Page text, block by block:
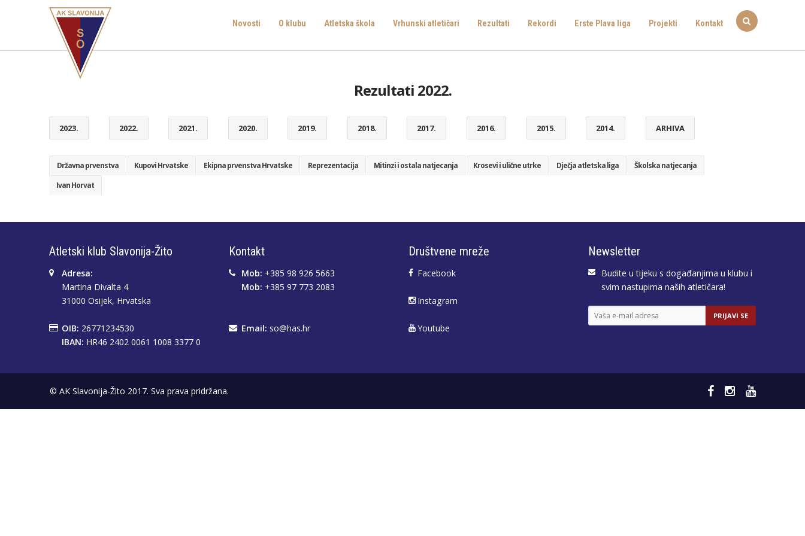
Novosti O klubu Atletska škola Vrhunski atletičari Rezultati Rekordi Erste Plava liga Projekti Kontakt
Rezultati 2022.
2023. 2022. 2021. 2020. 2019. 2018. 2017. 2016. 2015. 2014. ARHIVA
Državna prvenstva Kupovi Hrvatske Ekipna prvenstva Hrvatske Reprezentacija Mitinzi i ostala natjecanja Krosevi i ulične utrke Dječja atletska liga
Školska natjecanja
Ivan Horvat
Atletski klub Slavonija-Žito
Adresa:
Martina Divalta 4
31000 Osijek, Hrvatska
OIB: 26771234530
IBAN: HR46 2402 0061 1008 3377 0
Kontakt
Mob: +385 98 926 5663
Mob: +385 97 773 2083
Email: so@has.hr
Društvene mreže
Facebook
Instagram
Youtube
Newsletter
Budite u tijeku s događanjima u klubu i
svim nastupima naših atletičara!
© AK Slavonija-Žito 2017. Sva prava pridržana.